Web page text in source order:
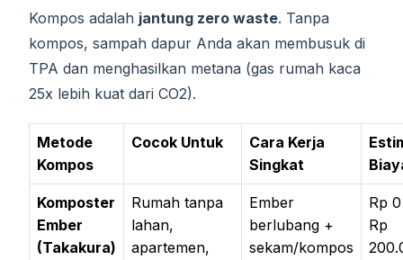
Kompos adalah jantung zero waste. Tanpa
kompos, sampah dapur Anda akan membusuk di
TPA dan menghasilkan metana (gas rumah kaca
25x lebih kuat dari CO2).
Metode
Kompos
Cocok Untuk
Cara Kerja
Singkat
Komposter
Ember
(Takakura)
Rumah tanpa
lahan,
apartemen,
Ember
berlubang +
sekam/kompos
Rp
Rp